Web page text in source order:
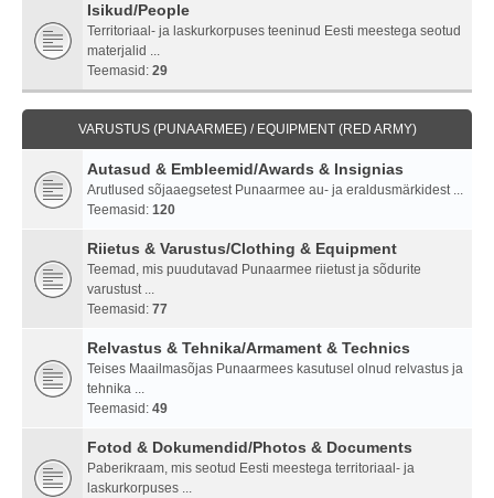
Isikud/People
Territoriaal- ja laskurkorpuses teeninud Eesti meestega seotud
materjalid ...
Teemasid: 29
VARUSTUS (PUNAARMEE) / EQUIPMENT (RED ARMY)
Autasud & Embleemid/Awards & Insignias
Arutlused sõjaaegsetest Punaarmee au- ja eraldusmärkidest ...
Teemasid: 120
Riietus & Varustus/Clothing & Equipment
Teemad, mis puudutavad Punaarmee riietust ja sõdurite
varustust ...
Teemasid: 77
Relvastus & Tehnika/Armament & Technics
Teises Maailmasõjas Punaarmees kasutusel olnud relvastus ja
tehnika ...
Teemasid: 49
Fotod & Dokumendid/Photos & Documents
Paberikraam, mis seotud Eesti meestega territoriaal- ja
laskurkorpuses ...